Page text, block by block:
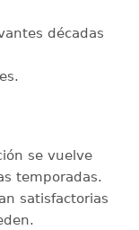
décadas
se vuelve
temporadas.
satisfactorias